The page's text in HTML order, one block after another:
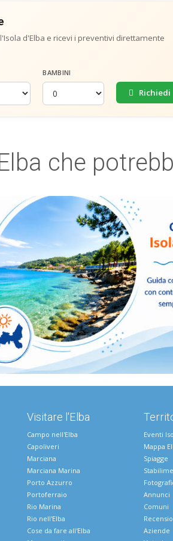
d'Elba e ricevi i preventivi direttamente
BAMBINI
Richiedi
che
Visitare l'Elba
Campo nell'Elba
Capoliveri
Marciana
Marciana Marina
Porto Azzurro
Portoferraio
Rio Marina
Rio nell'Elba
Cose da fare all'Elba
Eventi
Mappa
Spiagge
Annunci
Comuni
Aziende